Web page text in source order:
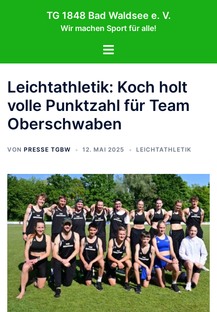
TG 1848 Bad Waldsee e. V.
Wir machen Sport für alle!
Menü
Leichtathletik: Koch holt
volle Punktzahl für Team
Oberschwaben
VON PRESSE TGBW 12. MAI 2025 LEICHTATHLETIK